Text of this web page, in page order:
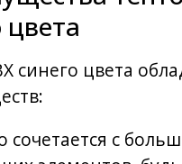
цвета
синего цвета
сочетается с